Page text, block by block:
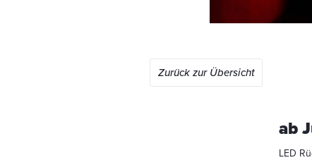
Zurück zur Übersicht
ab
LED